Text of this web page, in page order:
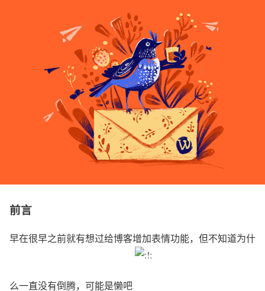
前言
早在很早之前就有想过给博客增加表情功能，但不知道为什
么一直没有倒腾，可能是懒吧